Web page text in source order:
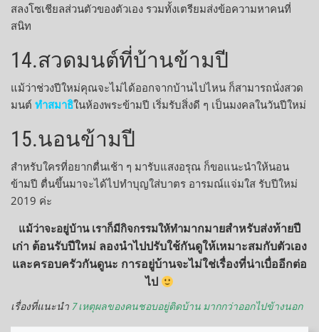
สลงโซเชียลส่วนตัวของตัวเอง รวมทั้งเตรียมส่งข้อความหาคนที่
สนิท
14.สวดมนต์ที่บ้านข้ามปี
แม้ว่าช่วงปีใหม่คุณจะไม่ได้ออกจากบ้านไปไหน ก็สามารถนั่งสวด
มนต์ ทำสมาธิในห้องพระข้ามปี เริ่มรับสิ่งดี ๆ เป็นมงคลในวันปีใหม่
15.นอนข้ามปี
สำหรับใครที่อยากตื่นเช้า ๆ มารับแสงอรุณ ก็ขอแนะนำให้นอน
ข้ามปี ตื่นขึ้นมาจะได้ไปทำบุญใส่บาตร อารมณ์แจ่มใส รับปีใหม่
2019 ค่ะ
แม้ว่าจะอยู่บ้าน เราก็มีกิจกรรมให้ทำมากมายสำหรับส่งท้ายปี
เก่า ต้อนรับปีใหม่ ลองนำไปปรับใช้กันดูให้เหมาะสมกับตัวเอง
และครอบครัวกันดูนะ การอยู่บ้านจะไม่ใช่เรื่องที่น่าเบื่ออีกต่อ
ไป
เรื่องที่แนะนำ 7 เหตุผลของคนชอบอยู่ติดบ้าน มากกว่าออกไปข้างนอก